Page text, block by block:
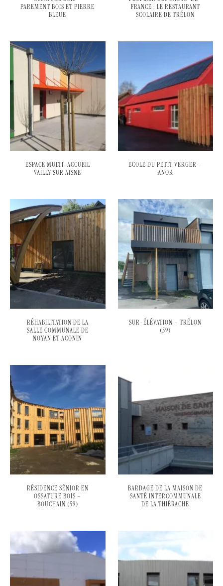
PAREMENT BOIS ET PIERRE
BLEUE
FRANCE : LE RESTAURANT
SCOLAIRE DE TRÉLON
ESPACE MULTI-ACCUEIL
VAILLY SUR AISNE
ECOLE DU PETIT VERGER –
ANOR
RÉHABILITATION DE LA
SALLE COMMUNALE DE
NOYAN ET ACONIN
SUR-ÉLÉVATION – TRÉLON
(59)
RÉSIDENCE SÉNIOR EN
OSSATURE BOIS –
BOUCHAIN (59)
BARDAGE DE LA MAISON DE
SANTÉ INTERCOMMUNALE
DE LA THIÉRACHE